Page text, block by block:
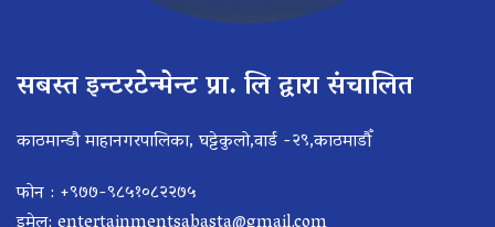
सबस्त इन्टरटेन्मेन्ट प्रा. लि द्वारा संचालित
काठमान्डौ माहानगरपालिका, घट्टेकुलो,वार्ड -२९,काठमाडौँ
फोन : +९७७-९८५१०८२२७५